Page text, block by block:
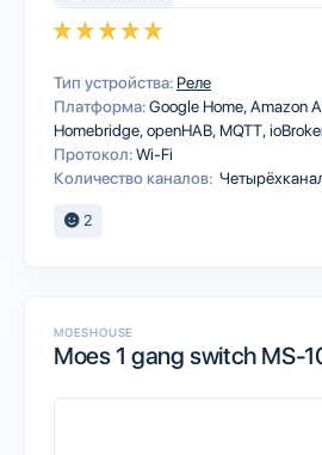
Тип устройства: Реле
Платформа:Google HomeAmazon
HomebridgeopenHAB MQTT
Протокол:Wi-Fi
Количество каналов:
2
MOESHOUSE
Moes 1 gang switch MS-